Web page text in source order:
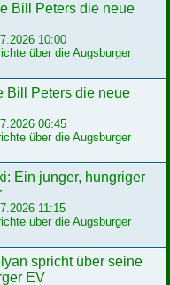
Bill Peters die neue
10:00
über die Augsburger
Bill Peters die neue
06:45
über die Augsburger
Ein junger, hungriger
11:15
über die Augsburger
spricht über seine
EV